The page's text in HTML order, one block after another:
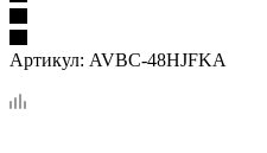
Артикул: AVBC-48HJFKA